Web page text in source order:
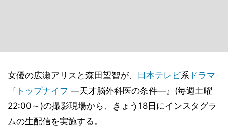
女優の広瀬アリスと森田望智が、 日本テレビ系 ドラマ
『 トップナイフ ―天才脳外科医の条件―』(毎週土曜
22:00～)の撮影現場から、きょう18日にインスタグラ
ムの生配信を実施する。